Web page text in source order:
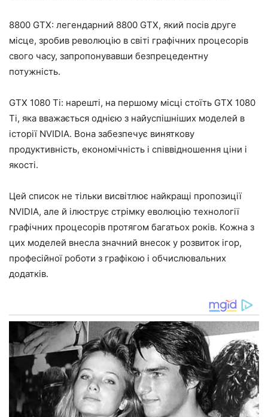
8800 GTX: легендарний 8800 GTX, який посів друге
місце, зробив революцію в світі графічних процесорів
свого часу, запропонувавши безпрецедентну
потужність.
GTX 1080 Ti: нарешті, на першому місці стоїть GTX 1080
Ti, яка вважається однією з найуспішніших моделей в
історії NVIDIA. Вона забезпечує виняткову
продуктивність, економічність і співвідношення ціни і
якості.
Цей список не тільки висвітлює найкращі пропозиції
NVIDIA, але й ілюструє стрімку еволюцію технології
графічних процесорів протягом багатьох років. Кожна з
цих моделей внесла значний внесок у розвиток ігор,
професійної роботи з графікою і обчислювальних
додатків.